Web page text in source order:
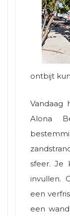
ontbijt
Vandaag
Alona
sfeer. Je
invullen.
een
een